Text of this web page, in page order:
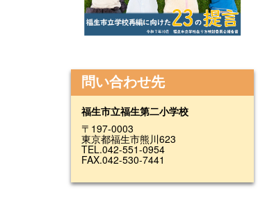
問い合わせ先
福生市立福生第二小学校
〒197-0003
東京都福生市熊川623
TEL.042-551-0954
FAX.042-530-7441